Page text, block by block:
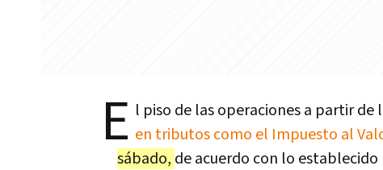
E l piso de las operaciones a partir de
en tributos como el Impuesto al
sábado, de acuerdo con lo